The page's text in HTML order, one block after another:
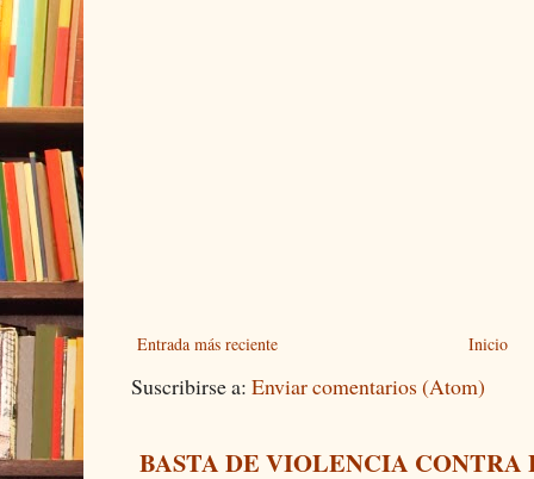
Entrada más reciente Inicio
Suscribirse a: Enviar comentarios (Atom)
BASTA DE VIOLENCIA